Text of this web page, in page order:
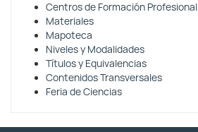
Centros de Formación Profesional
Materiales
Mapoteca
Niveles y Modalidades
Títulos y Equivalencias
Contenidos Transversales
Feria de Ciencias